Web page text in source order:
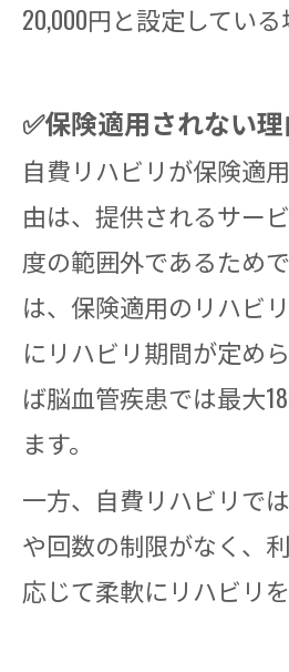
20,000円と設定している
✅保険適用されない
自費リハビリが保険適
由は、提供されるサー
度の範囲外であるため
は、保険適用のリハビ
にリハビリ期間が定め
ば脳血管疾患では最大
ます。
一方、自費リハビリで
や回数の制限がなく、
応じて柔軟にリハビリ